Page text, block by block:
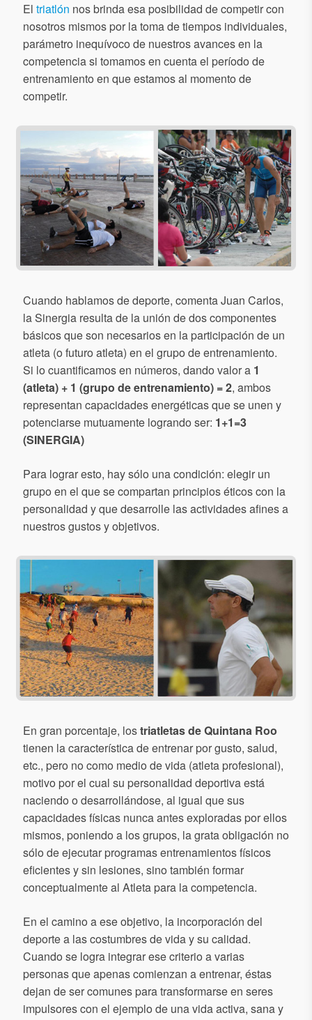
El triatlón nos brinda esa posibilidad de competir con
nosotros mismos por la toma de tiempos individuales,
parámetro inequívoco de nuestros avances en la
competencia si tomamos en cuenta el período de
entrenamiento en que estamos al momento de
competir.
Cuando hablamos de deporte, comenta Juan Carlos,
la Sinergia resulta de la unión de dos componentes
básicos que son necesarios en la participación de un
atleta (o futuro atleta) en el grupo de entrenamiento.
Si lo cuantificamos en números, dando valor a 1
(atleta) + 1 (grupo de entrenamiento) = 2, ambos
representan capacidades energéticas que se unen y
potenciarse mutuamente logrando ser: 1+1=3
(SINERGIA)
Para lograr esto, hay sólo una condición: elegir un
grupo en el que se compartan principios éticos con la
personalidad y que desarrolle las actividades afines a
nuestros gustos y objetivos.
En gran porcentaje, lostriatletas de Quintana Roo
tienen la característica de entrenar por gusto, salud,
etc., pero no como medio de vida (atleta profesional),
motivo por el cual su personalidad deportiva está
naciendo o desarrollándose, al igual que sus
capacidades físicas nunca antes exploradas por ellos
mismos, poniendo a los grupos, la grata obligación no
sólo de ejecutar programas entrenamientos físicos
eficientes y sin lesiones, sino también formar
conceptualmente al Atleta para la competencia.
En el camino a ese objetivo, la incorporación del
deporte a las costumbres de vida y su calidad.
Cuando se logra integrar ese criterio a varias
personas que apenas comienzan a entrenar, éstas
dejan de ser comunes para transformarse en seres
impulsores con el ejemplo de una vida activa, sana y